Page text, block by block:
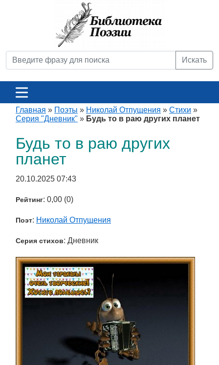
Искать
Главная » Поэты » Николай Отпущения » Стихи »
Серия "Дневник" » Будь то в раю других планет
Будь то в раю других
планет
20.10.2025 07:43
Рейтинг: 0,00 (0)
Поэт: Николай Отпущения
Серия стихов: Дневник